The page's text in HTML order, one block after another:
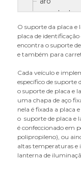
arruela do
B
bandeja
base do
batente da
bomba de
borracha
paralama
botão da
braço de
braco
C
O suporte da placa
placa de
encontra o suporte
e também para
Cada veículo e
específico de
o suporte de placa e
uma chapa de aço
nela é fixada a placa
o suporte de placa e
é confeccionado em
polipropileno), ou
altas temperaturas e
lanterna de